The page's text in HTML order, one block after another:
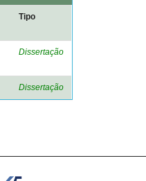
Tipo
Dissertação
Dissertação